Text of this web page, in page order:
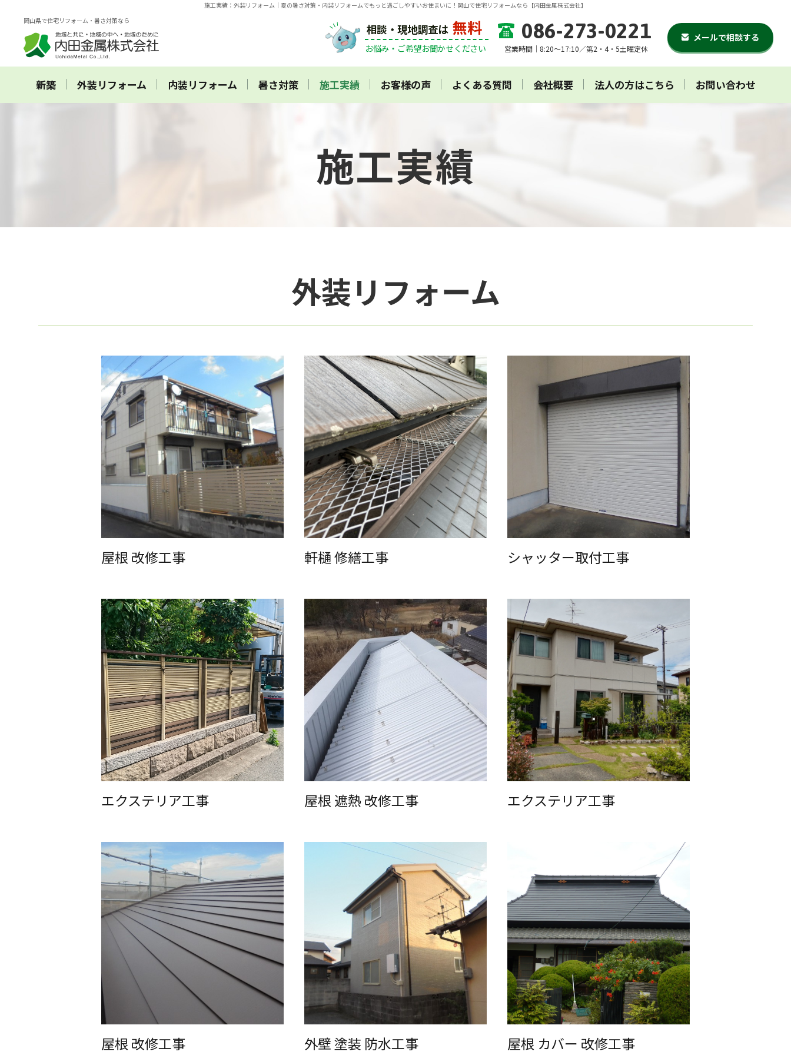
施工実績：外装リフォーム ｜夏の暑さ対策・内装リフォームでもっと過ごしやすいお住まいに！岡山で住宅リフォームなら【内田金属株式会社】
岡山県で住宅リフォーム・暑さ対策なら
相談・現地調査は 無料
お悩み・ご希望お聞かせください
086-273-0221
営業時間｜8:20～17:10／第2・4・5土曜定休
メールで相談する
新築 外装リフォーム 内装リフォーム 暑さ対策 施工実績
新築
内装リフォーム
お客様の声 よくある質問 会社概要 法人の方はこちら お問い合わせ
施工実績
外装リフォーム
屋根 改修工事 軒樋 修繕工事 シャッター取付工事
エクステリア工事 屋根 遮熱 改修工事 エクステリア工事
屋根 改修工事 外壁 塗装 防水工事 屋根 カバー 改修工事